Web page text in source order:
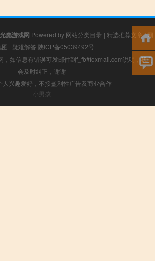
光彪游戏网 Powered by 网站分类目录 | 精选推荐文章|网
| 疑难解答 陕ICP备05039492号
，如信息有错误可发邮件到f_fb#foxmail.com说明，我们
会及时纠正，谢谢
人兴趣爱好，不接盈利性广告及商业合作
小男孩